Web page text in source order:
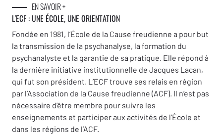
EN SAVOIR +
L'ECF : UNE ÉCOLE, UNE ORIENTATION
Fondée en 1981, l’École de la Cause freudienne a pour but
la transmission de la psychanalyse, la formation du
psychanalyste et la garantie de sa pratique. Elle répond à
la dernière initiative institutionnelle de Jacques Lacan,
qui fut son président. L’ECF trouve ses relais en région
par l’Association de la Cause freudienne (ACF). Il n’est pas
nécessaire d’être membre pour suivre les
enseignements et participer aux activités de l’École et
dans les régions de l’ACF.